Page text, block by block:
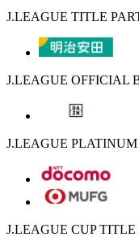
J.LEAGUE TITLE
J.LEAGUE OFFICIAL
J.LEAGUE PLATINUM
J.LEAGUE CUP TITLE